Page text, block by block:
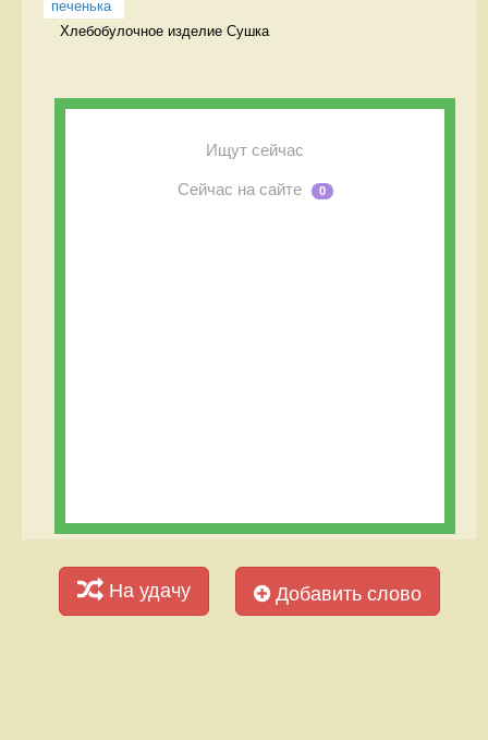
печенька
Хлебобулочное изделие Сушка
Ищут сейчас
Сейчас на сайте 0
На удачу Добавить слово